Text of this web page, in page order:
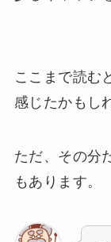
ここまで読む
感じたかもし
ただ、その分
もあります。